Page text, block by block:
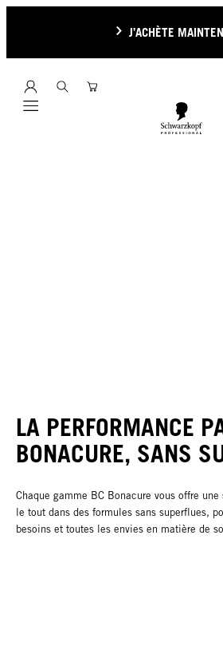
J’ACHÈTE
Mobile navigation
LA PERFORMANCE
BONACURE, SANS
Chaque gamme BC Bonacure vous offre
le tout dans des formules sans superflues,
besoins et toutes les envies en matière de